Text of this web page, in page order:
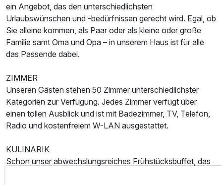
Für 3 Tage p.P. ab270,00 €
ein Angebot, das den unterschiedlichsten
Urlaubswünschen und -bedürfnissen gerecht wird. Egal, ob
Sie alleine kommen, als Paar oder als kleine oder große
Familie samt Oma und Opa – in unserem Haus ist für alle
das Passende dabei.
ZIMMER
Unseren Gästen stehen 50 Zimmer unterschiedlichster
Kategorien zur Verfügung. Jedes Zimmer verfügt über
einen tollen Ausblick und ist mit Badezimmer, TV, Telefon,
Radio und kostenfreiem W-LAN ausgestattet.
KULINARIK
Schon unser abwechslungsreiches Frühstücksbuffet, das